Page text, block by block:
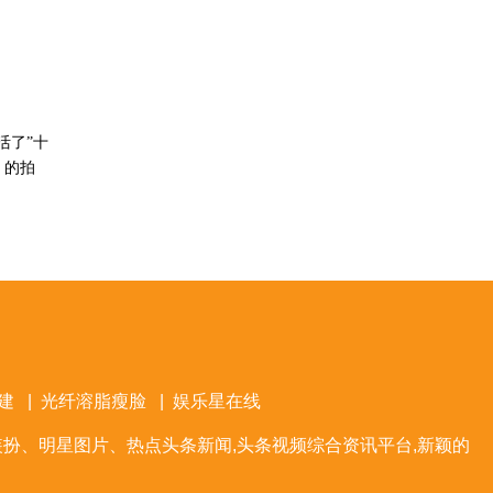
了”十
的拍
光纤溶脂瘦脸| 娱乐星在线
、明星图片、热点头条新闻,头条视频综合资讯平台,新颖的